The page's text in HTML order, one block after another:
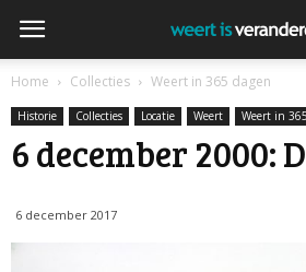
Home Collecties Weert in 365 dagen
Historie Collecties Locatie Weert Weert in
6 december 2000:
6 december 2017